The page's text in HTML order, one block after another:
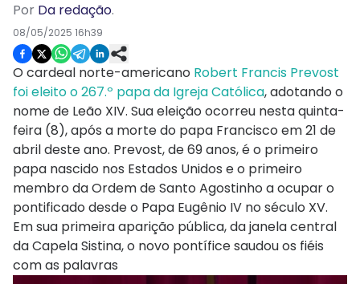
Por Da redação.
08/05/2025 16h39
O cardeal norte-americano Robert Francis Prevost
foi eleito o 267.º papa da Igreja Católica, adotando o
nome de Leão XIV. Sua eleição ocorreu nesta quinta-
feira (8), após a morte do papa Francisco em 21 de
abril deste ano. Prevost, de 69 anos, é o primeiro
papa nascido nos Estados Unidos e o primeiro
membro da Ordem de Santo Agostinho a ocupar o
pontificado desde o Papa Eugênio IV no século XV.
Em sua primeira aparição pública, da janela central
da Capela Sistina, o novo pontífice saudou os fiéis
com as palavras